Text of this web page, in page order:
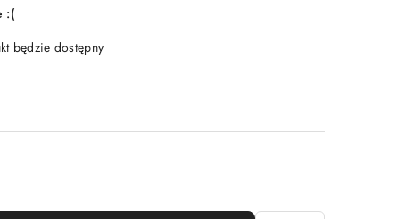
:(
będzie dostępny